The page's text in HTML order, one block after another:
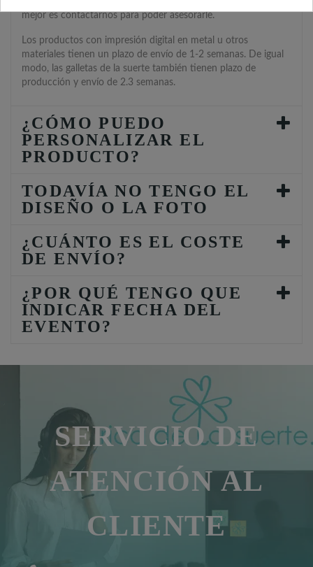
mejor es contactarnos para poder asesorarle.
Los productos con impresión digital en metal u otros
materiales tienen un plazo de envío de 1-2 semanas. De igual
modo, las galletas de la suerte también tienen plazo de
producción y envío de 2.3 semanas.
¿CÓMO PUEDO
PERSONALIZAR EL
PRODUCTO?
TODAVÍA NO TENGO EL
DISEÑO O LA FOTO
¿CUÁNTO ES EL COSTE
DE ENVÍO?
¿POR QUÉ TENGO QUE
INDICAR FECHA DEL
EVENTO?
SERVICIO DE
ATENCIÓN AL
CLIENTE